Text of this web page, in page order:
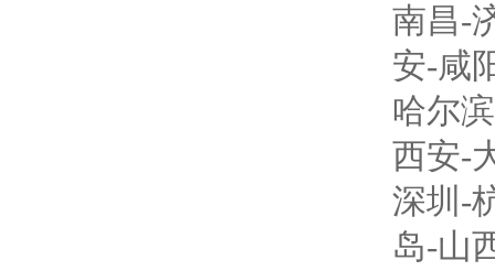
南昌-
安-咸
哈尔滨
西安-
深圳 -
岛-山